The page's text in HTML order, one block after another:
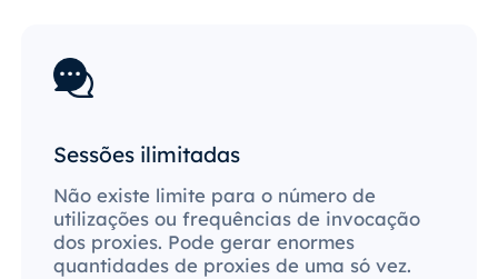
Sessões ilimitadas
Não existe limite para o número de
utilizações ou frequências de invocação
dos proxies. Pode gerar enormes
quantidades de proxies de uma só vez.